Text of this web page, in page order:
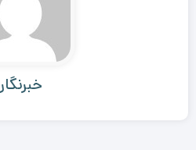
خبرنگار